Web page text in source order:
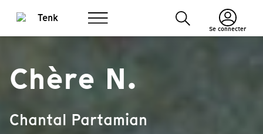
Se connecter
Chère N.
Chantal Partamian